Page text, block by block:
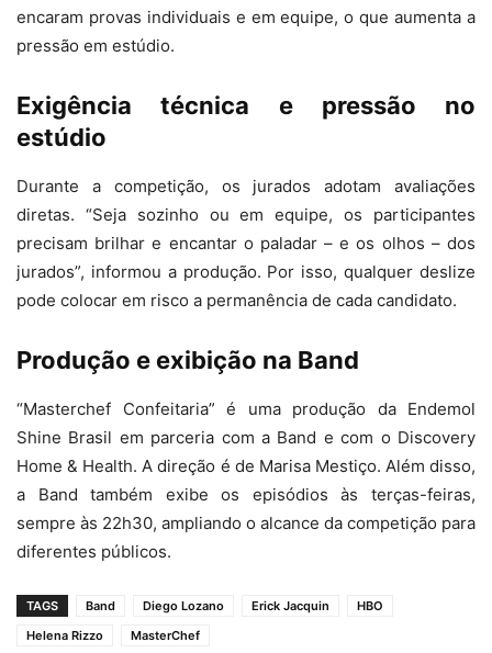
encaram provas individuais e em equipe, o que aumenta a
pressão em estúdio.
Exigência técnica e pressão no
estúdio
Durante a competição, os jurados adotam avaliações
diretas. “Seja sozinho ou em equipe, os participantes
precisam brilhar e encantar o paladar – e os olhos – dos
jurados”, informou a produção. Por isso, qualquer deslize
pode colocar em risco a permanência de cada candidato.
Produção e exibição na Band
“Masterchef Confeitaria” é uma produção da Endemol
Shine Brasil em parceria com a Band e com o Discovery
Home & Health. A direção é de Marisa Mestiço. Além disso,
a Band também exibe os episódios às terças-feiras,
sempre às 22h30, ampliando o alcance da competição para
diferentes públicos.
TAGS Band Diego Lozano Erick Jacquin
HBO
Helena Rizzo
MasterChef